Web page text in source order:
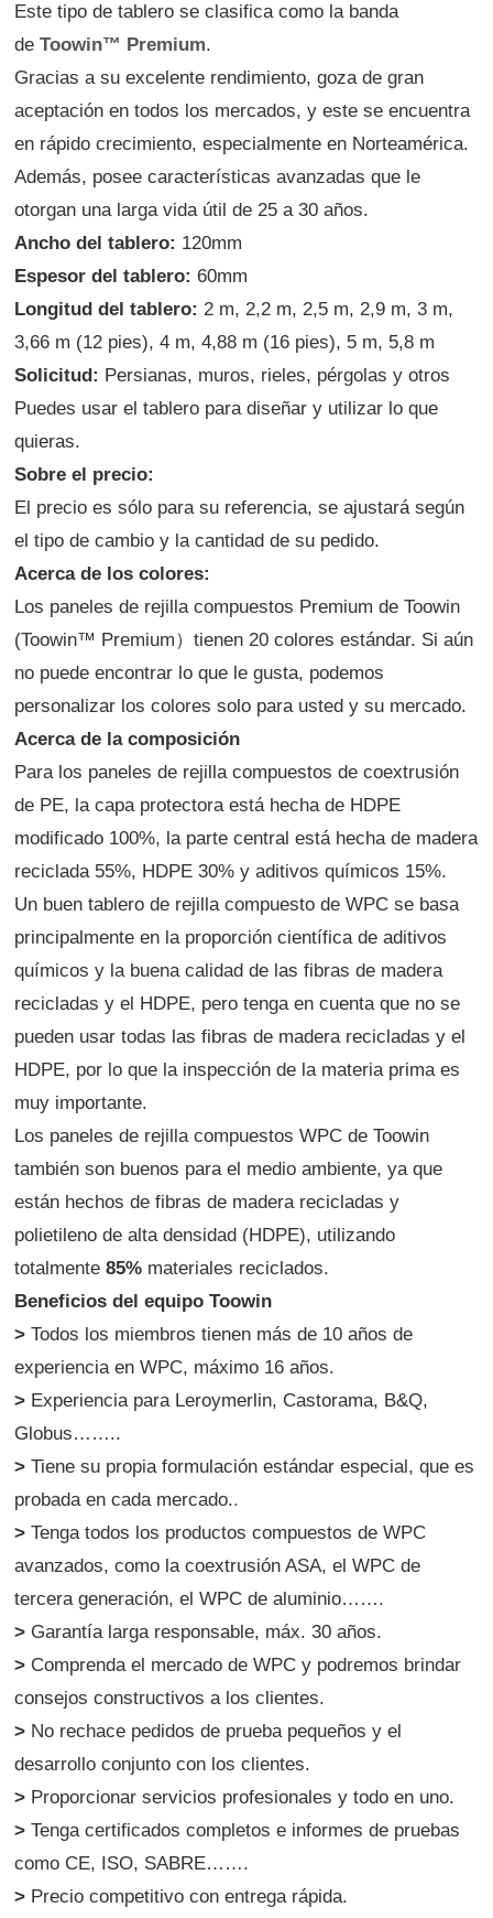
Este tipo de tablero se clasifica como la banda
deToowin™ Premium.
Gracias a su excelente rendimiento, goza de gran
aceptación en todos los mercados, y este se encuentra
en rápido crecimiento, especialmente en Norteamérica.
Además, posee características avanzadas que le
otorgan una larga vida útil de 25 a 30 años.
Ancho del tablero: 120mm
Espesor del tablero: 60mm
Longitud del tablero: 2 m, 2,2 m, 2,5 m, 2,9 m, 3 m,
3,66 m (12 pies), 4 m, 4,88 m (16 pies), 5 m, 5,8 m
Solicitud: Persianas, muros, rieles, pérgolas y otros
Puedes usar el tablero para diseñar y utilizar lo que
quieras.
Sobre el precio:
El precio es sólo para su referencia, se ajustará según
el tipo de cambio y la cantidad de su pedido.
Acerca de los colores:
Los paneles de rejilla compuestos Premium de Toowin
(Toowin™ Premium）tienen 20 colores estándar. Si aún
no puede encontrar lo que le gusta, podemos
personalizar los colores solo para usted y su mercado.
Acerca de la composición
Para los paneles de rejilla compuestos de coextrusión
de PE, la capa protectora está hecha de HDPE
modificado 100%, la parte central está hecha de madera
reciclada 55%, HDPE 30% y aditivos químicos 15%.
Un buen tablero de rejilla compuesto de WPC se basa
principalmente en la proporción científica de aditivos
químicos y la buena calidad de las fibras de madera
recicladas y el HDPE, pero tenga en cuenta que no se
pueden usar todas las fibras de madera recicladas y el
HDPE, por lo que la inspección de la materia prima es
muy importante.
Los paneles de rejilla compuestos WPC de Toowin
también son buenos para el medio ambiente, ya que
están hechos de fibras de madera recicladas y
polietileno de alta densidad (HDPE), utilizando
totalmente85% materiales reciclados.
Beneficios del equipo Toowin
> Todos los miembros tienen más de 10 años de
experiencia en WPC, máximo 16 años.
> Experiencia para Leroymerlin, Castorama, B&Q,
Globus……..
> Tiene su propia formulación estándar especial, que es
probada en cada mercado..
> Tenga todos los productos compuestos de WPC
avanzados, como la coextrusión ASA, el WPC de
tercera generación, el WPC de aluminio…….
> Garantía larga responsable, máx. 30 años.
> Comprenda el mercado de WPC y podremos brindar
consejos constructivos a los clientes.
> No rechace pedidos de prueba pequeños y el
desarrollo conjunto con los clientes.
> Proporcionar servicios profesionales y todo en uno.
> Tenga certificados completos e informes de pruebas
como CE, ISO, SABRE…….
> Precio competitivo con entrega rápida.